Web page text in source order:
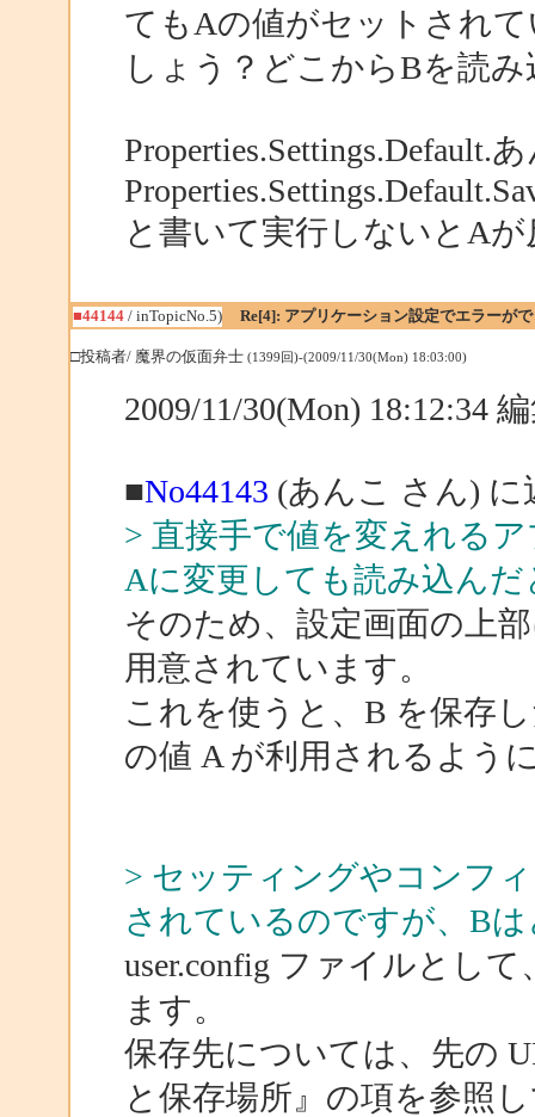
てもAの値がセットされ
しょう？どこからBを読
Properties.Settings.Default.
と書いて実行しないとA
■44144/ inTopicNo.5) Re[4]: アプリケーション設定でエラーが
□投稿者/ 魔界の仮面弁士 (1399回)-(2009/11/30(Mon) 18:03:00)
2009/11/30(Mon) 18:12:34
■No44143 (あんこ さん) に
> 直接手で値を変えれる
Aに変更しても読み込ん
そのため、設定画面の上
用意されています。
これを使うと、B を保存
の値 A が利用されるよう
> セッティングやコンフ
されているのですが、B
user.config ファイルとし
ます。
保存先については、先の
と保存場所』の項を参照